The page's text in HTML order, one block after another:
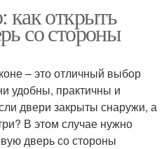
как открыть
со стороны
– это отличный выбор
удобны, практичны и
двери закрыты снаружи, а
В этом случае нужно
дверь со стороны